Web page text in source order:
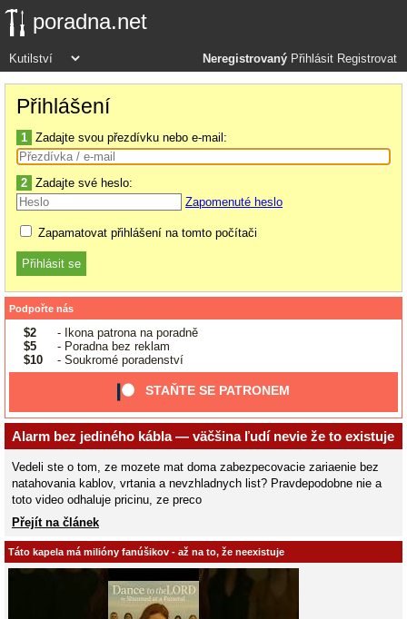
poradna.net
Neregistrovaný Přihlásit Registrovat
Přihlášení
1 Zadajte svou přezdívku nebo e-mail:
2 Zadajte své heslo:
Zapomenuté heslo
Zapamatovat přihlášení na tomto počítači
Podpořte nás
$2
- Ikona patrona na poradně
$5
- Poradna bez reklam
$10
- Soukromé poradenství
STAŇTE SE PATRONEM
Alarm bez jediného kábla — väčšina ľudí nevie že to existuje
Vedeli ste o tom, ze mozete mat doma zabezpecovacie zariaenie bez
natahovania kablov, vrtania a nevzhladnych list? Pravdepodobne nie a
toto video odhaluje pricinu, ze preco
Přejít na článek
Táto kapela má milióny fanúšikov - až na to, že neexistuje